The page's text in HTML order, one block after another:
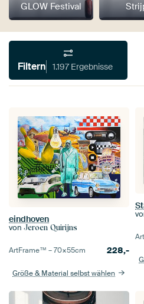
GLOW Festival
Filtern 1.197 Ergebnisse
eindhoven
von Jeroen Quirijns
ArtFrame™ –70×55cm 228,-
Größe & Material selbst wählen